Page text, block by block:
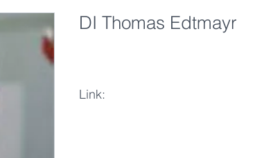
DI Thomas Edtmayr
Link: